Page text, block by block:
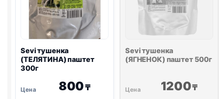
Sevi тушенка
(ТЕЛЯТИНА) паштет
300г
800₸
Sevi тушенка
(ЯГНЕНОК) паштет 500г
1200₸